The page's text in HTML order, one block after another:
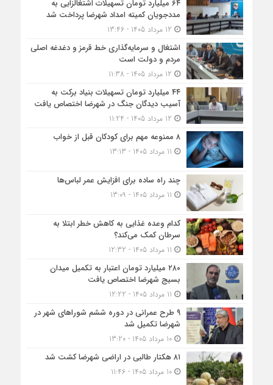
۶۴ میلیارد تومان تسهیلات اشتغالزایی به
مددجویان کمیته امداد شهرضا پرداخت شد
اشتغال و سرمایه‌گذاری خط قرمز و دغدغه اصلی
مردم و دولت است
۴۴ میلیارد تومان تسهیلات بنیاد برکت به
آسیب دیدگان جنگ در شهرضا اختصاص یافت
۸ ممنوعه مهم برای کودکان قبل از خواب
چند راه ساده برای افزایش عمر لباس‌ها
کدام وعده غذایی به کاهش خطر ابتلا به
سرطان کمک می‌کند؟
۲۸۰ میلیارد تومان اعتبار به تکمیل میدان
بسیج شهرضا اختصاص یافت
۹ طرح عمرانی در دوره ششم شوراهای شهر در
شهرضا تکمیل شد
10 مرداد 1405 - 13:20
۸۱ هکتار طالبی در اراضی شهرضا کشت شد
10 مرداد 1405 - 11:46